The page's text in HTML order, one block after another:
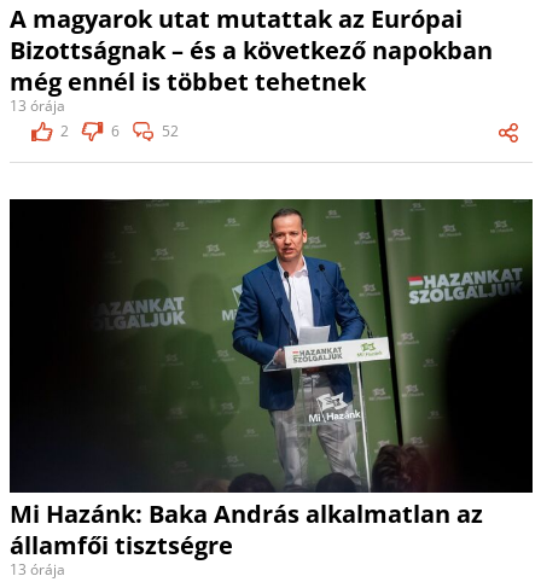
A magyarok utat mutattak az Európai
Bizottságnak – és a következő napokban
még ennél is többet tehetnek
13 órája
2
6 52
Mi Hazánk: Baka András alkalmatlan az
államfői tisztségre
13 órája